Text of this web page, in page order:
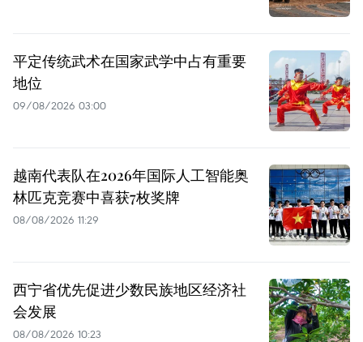
平定传统武术在国家武学中占有重要
地位
09/08/2026 03:00
越南代表队在2026年国际人工智能奥
林匹克竞赛中喜获7枚奖牌
08/08/2026 11:29
西宁省优先促进少数民族地区经济社
会发展
08/08/2026 10:23